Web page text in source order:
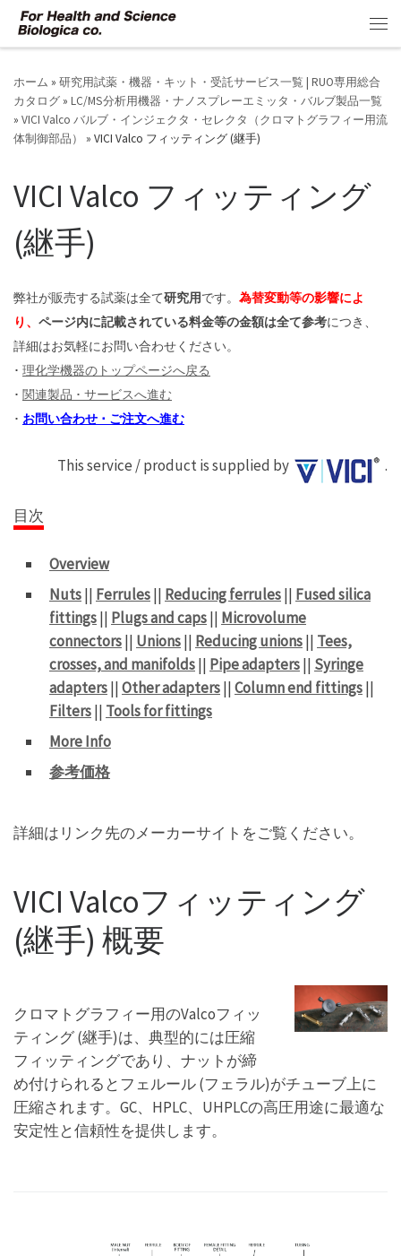
コンテンツへスキップ
ホーム » 研究用試薬・機器・キット・受託サービス一覧 | RUO専用総合
カタログ » LC/MS分析用機器・ナノスプレーエミッタ・バルブ製品一覧
» VICI Valco バルブ・インジェクタ・セレクタ（クロマトグラフィー用流
体制御部品）
» VICI Valco フィッティング (継手)
VICI Valco フィッティング
(継手)
弊社が販売する試薬は全て研究用です。 為替変動等の影響によ
り、 ページ内に記載されている料金等の金額は全て参考につき、
詳細はお気軽にお問い合わせください。
･ 理化学機器のトップページへ戻る
･ 関連製品 ･ サービスへ進む
･ お問い合わせ ･ ご注文へ進む
This service / product is supplied by .
目次
Overview
Nuts|| Ferrules|| Reducing ferrules|| Fused silica
fittings|| Plugs and caps|| Microvolume
connectors|| Unions|| Reducing unions|| Tees,
crosses, and manifolds|| Pipe adapters|| Syringe
adapters||Other adapters||Column end fittings||
Filters|| Tools for fittings
More Info
参考価格
詳細はリンク先のメーカーサイトをご覧ください。
VICI Valcoフィッティング
(継手) 概要
クロマトグラフィー用のValcoフィッ
ティング (継手)は、典型的には圧縮
フィッティングであり、ナットが締
め付けられるとフェルール (フェラル)がチューブ上に
圧縮されます。GC、HPLC、UHPLCの高圧用途に最適な
安定性と信頼性を提供します。